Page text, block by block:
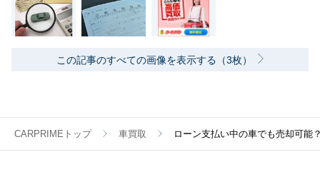
この記事のすべての画像を表示する（3枚）
CARPRIMEトップ 車買取 ローン支払い中の車でも売却可能